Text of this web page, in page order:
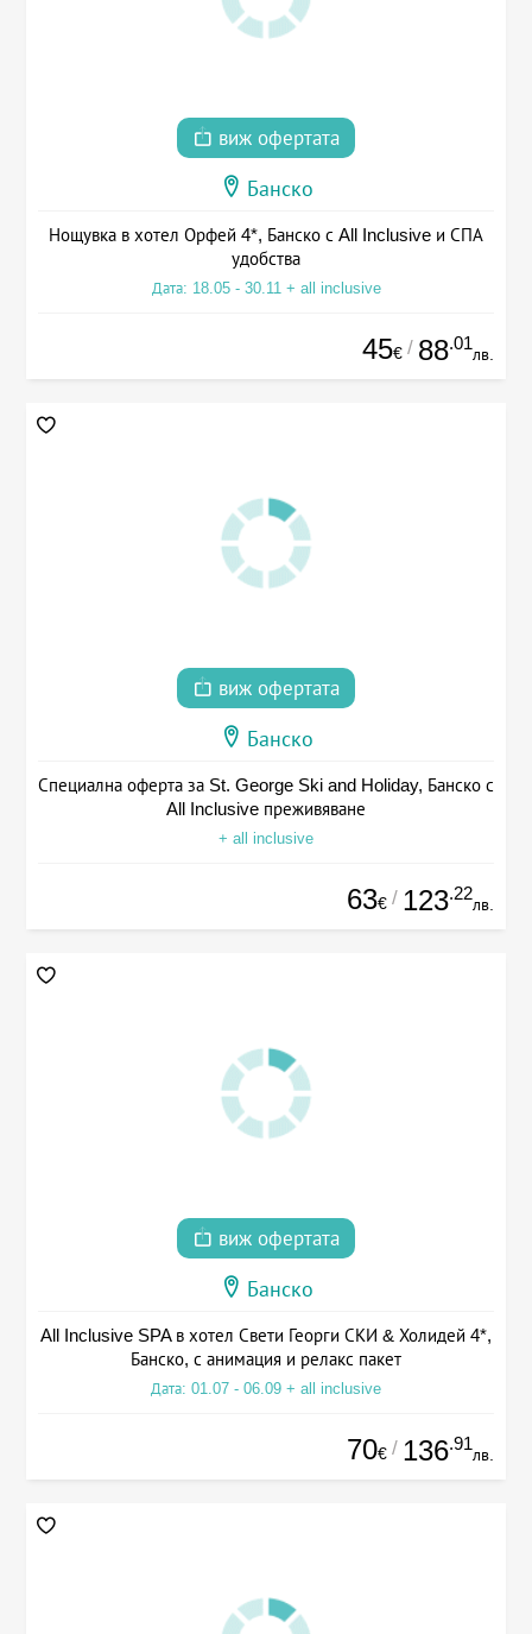
виж офертата
Банско
Нощувка в хотел Орфей 4*, Банско с All Inclusive и СПА
удобства
Дата: 18.05 - 30.11 + all inclusive
45€ / 88.01
лв.
виж офертата
Банско
Специална оферта за St. George Ski and Holiday, Банско с
All Inclusive преживяване
+ all inclusive
63€ / 123.22
лв.
виж офертата
Банско
All Inclusive SPA в хотел Свети Георги СКИ & Холидей 4*,
Банско, с анимация и релакс пакет
Дата: 01.07 - 06.09 + all inclusive
70€ / 136.91
лв.